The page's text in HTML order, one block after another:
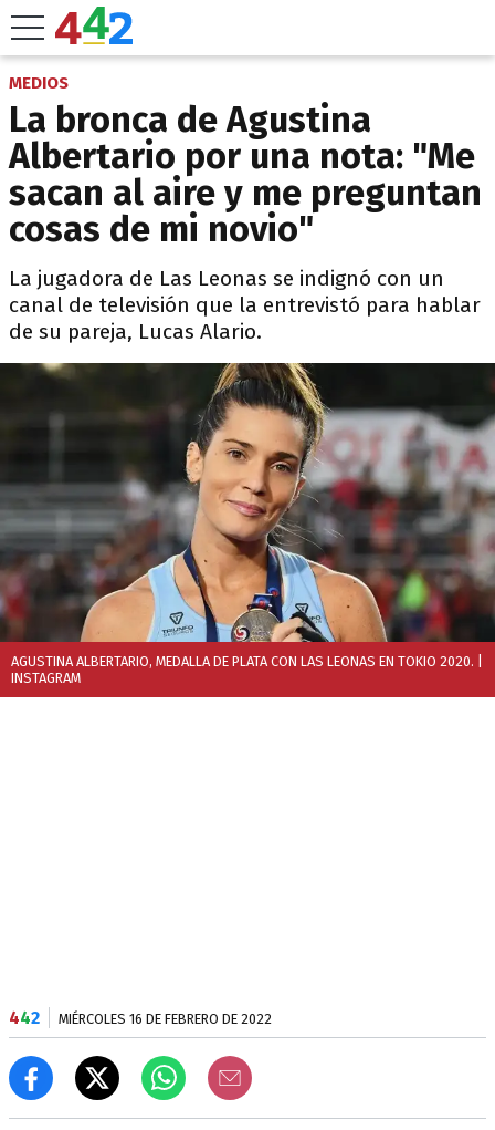
MEDIOS
La bronca de Agustina
Albertario por una nota: "Me
sacan al aire y me preguntan
cosas de mi novio"
La jugadora de Las Leonas se indignó con un
canal de televisión que la entrevistó para hablar
de su pareja, Lucas Alario.
AGUSTINA ALBERTARIO, MEDALLA DE PLATA CON LAS LEONAS EN TOKIO 2020.
INSTAGRAM
442 MIÉRCOLES 16 DE FEBRERO DE 2022